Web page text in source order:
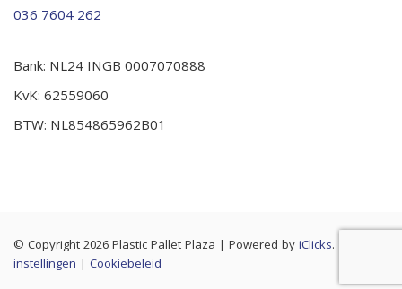
036 7604 262
Bank: NL24 INGB 0007070888
KvK: 62559060
BTW: NL854865962B01
© Copyright 2026 Plastic Pallet Plaza | Powered byiClicks. |
instellingen | Cookiebeleid